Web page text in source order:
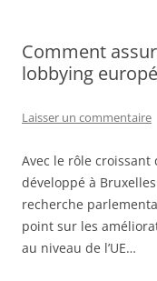
Comment
lobbying
Laisser un commentaire
Avec le rôle croissant
développé à
recherche
point sur les
au niveau de l’UE…